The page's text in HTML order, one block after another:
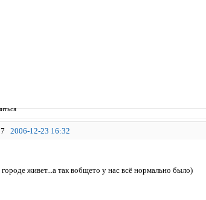
7 2006-12-23 16:32
живет...а так вобщето у нас всё нормально было)